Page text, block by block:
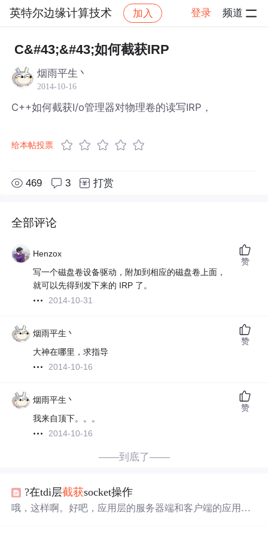
英特尔边缘计算技术 加入 登录 频道
社区 英特尔边缘计算技术
C&#43;&#43;如何截获IRP
烟雨平生丶
2014-10-16
C++如何截获I/o管理器对物理卷的读写IRP，
给本帖投票
469 3 打赏
全部评论
Henzox
写一个磁盘卷设备驱动，附加到相应的磁盘卷上面，
就可以先得到发下来的 IRP 了。
2014-10-31
赞
烟雨平生丶
大神在哪里，求指导
2014-10-16
赞
烟雨平生丶
我来自顶下。。。
2014-10-16
赞
——到底了——
?在tdi层截获socket操作
哦，这样啊。好吧，应用层的服务器端和客户端的应用程